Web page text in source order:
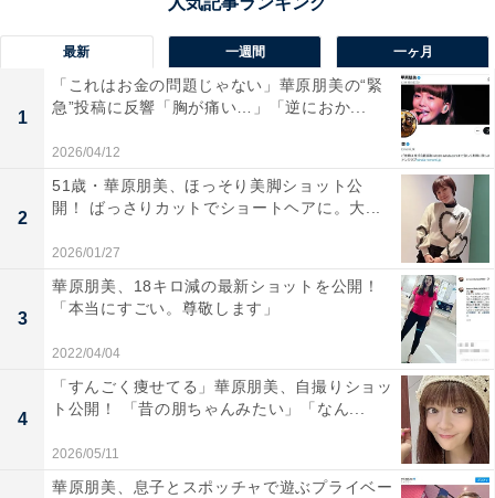
最新 一週間 一ヶ月
1
「これはお金の問題じゃない」華原朋美の“緊
急”投稿に反響「胸が痛い…」「逆におか...
2026/04/12
2
51歳・華原朋美、ほっそり美脚ショット公
開！ ばっさりカットでショートヘアに。大...
2026/01/27
3
華原朋美、18キロ減の最新ショットを公開！
「本当にすごい。尊敬します」
2022/04/04
4
「すんごく痩せてる」華原朋美、自撮りショッ
ト公開！ 「昔の朋ちゃんみたい」「なん...
2026/05/11
華原朋美、息子とスポッチャで遊ぶプライベー